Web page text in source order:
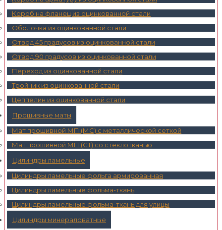
Короб на фланец из оцинкованной стали
Оболочка из оцинкованной стали
Отвод 45 градусов из оцинкованной стали
Отвод 90 градусов из оцинкованной стали
Переход из оцинкованной стали
Тройник из оцинкованной стали
Цеппелин из оцинкованной стали
Прошивные маты
Мат прошивной МП (МС) с металлической сеткой
Мат прошивной МП (СТ) со стеклотканью
Цилиндры ламельные
Цилиндры ламельные фольга армированная
Цилиндры ламельные фольма-ткань
Цилиндры ламельные фольма-ткань для улицы
Цилиндры минераловатные